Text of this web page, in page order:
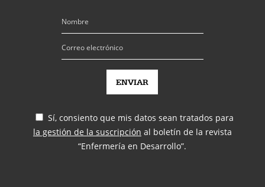
Sí, consiento que mis datos sean tratados para
la gestión de la suscripción al boletín de la revista
“Enfermería en Desarrollo”.